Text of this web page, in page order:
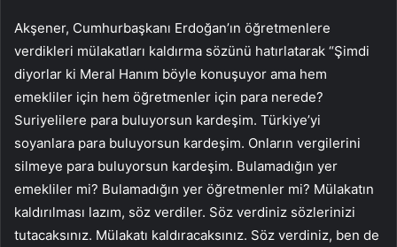
Akşener, Cumhurbaşkanı Erdoğan’ın öğretmenlere
verdikleri mülakatları kaldırma sözünü hatırlatarak “Şimdi
diyorlar ki Meral Hanım böyle konuşuyor ama hem
emekliler için hem öğretmenler için para nerede?
Suriyelilere para buluyorsun kardeşim. Türkiye’yi
soyanlara para buluyorsun kardeşim. Onların vergilerini
silmeye para buluyorsun kardeşim. Bulamadığın yer
emekliler mi? Bulamadığın yer öğretmenler mi? Mülakatın
kaldırılması lazım, söz verdiler. Söz verdiniz sözlerinizi
tutacaksınız. Mülakatı kaldıracaksınız. Söz verdiniz, ben de